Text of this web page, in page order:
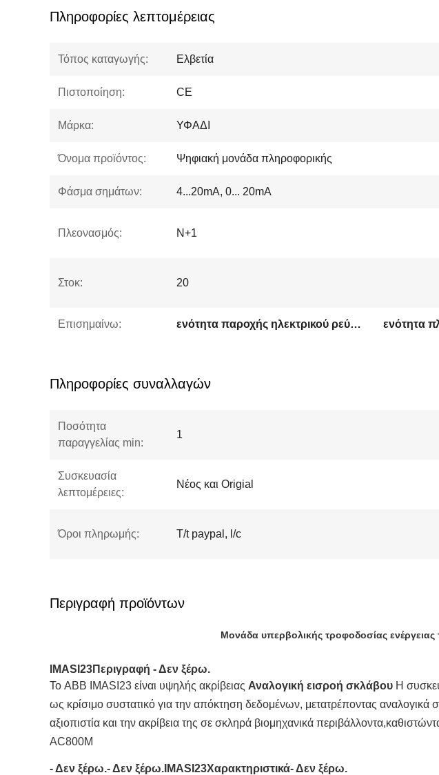
Πληροφορίες λεπτομέρειας
Τόπος καταγωγής: Ελβετία
Πιστοποίηση: CE
Μάρκα: ΥΦΑΔΙ
Όνομα προϊόντος: Ψηφιακή μονάδα πληροφορικής
Φάσμα σημάτων: 4...20mA, 0... 20mA
Πλεονασμός: N+1
Στοκ: 20
Επισημαίνω: ενότητα παροχής ηλεκτρικού ρεύματος PLC ενότητα
Πληροφορίες συναλλαγών
Ποσότητα
παραγγελίας min:
1
Συσκευασία
λεπτομέρειες:
Νέος και Origial
Όροι πληρωμής: T/t paypal, l/c
Περιγραφή προϊόντων
Μονάδα υπερβολικής τροφοδοσίας ενέργειας
IMASI23Περιγραφή - Δεν ξέρω.
Το ABB IMASI23 είναι υψηλής ακρίβειας Αναλογική εισροή σκλάβου Η
ως κρίσιμο συστατικό για την απόκτηση δεδομένων, μετατρέποντας
αξιοπιστία και την ακρίβεια της σε σκληρά βιομηχανικά
AC800M
- Δεν ξέρω.- Δεν ξέρω. IMASI23Χαρακτηριστικά- Δεν ξέρω.